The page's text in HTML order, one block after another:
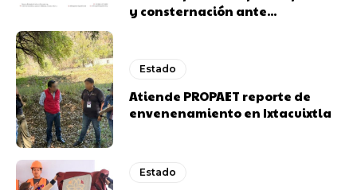
y consternación ante...
Estado
Atiende PROPAET reporte de
envenenamiento en Ixtacuixtla
Estado